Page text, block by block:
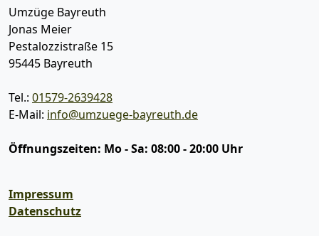
Umzüge Bayreuth
Jonas Meier
Pestalozzistraße 15
95445 Bayreuth
Tel.: 01579-2639428
E-Mail: info@umzuege-bayreuth.de
Öffnungszeiten: Mo - Sa: 08:00 - 20:00 Uhr
Impressum
Datenschutz